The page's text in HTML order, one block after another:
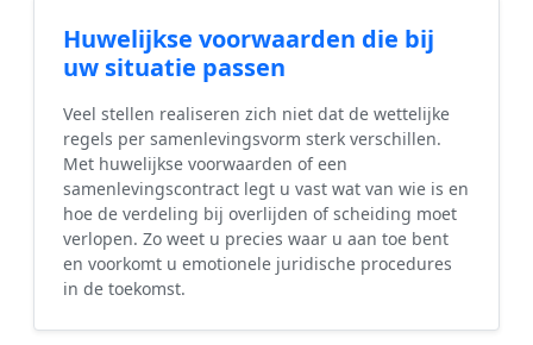
Huwelijkse voorwaarden die bij
uw situatie passen
Veel stellen realiseren zich niet dat de wettelijke
regels per samenlevingsvorm sterk verschillen.
Met huwelijkse voorwaarden of een
samenlevingscontract legt u vast wat van wie is en
hoe de verdeling bij overlijden of scheiding moet
verlopen. Zo weet u precies waar u aan toe bent
en voorkomt u emotionele juridische procedures
in de toekomst.